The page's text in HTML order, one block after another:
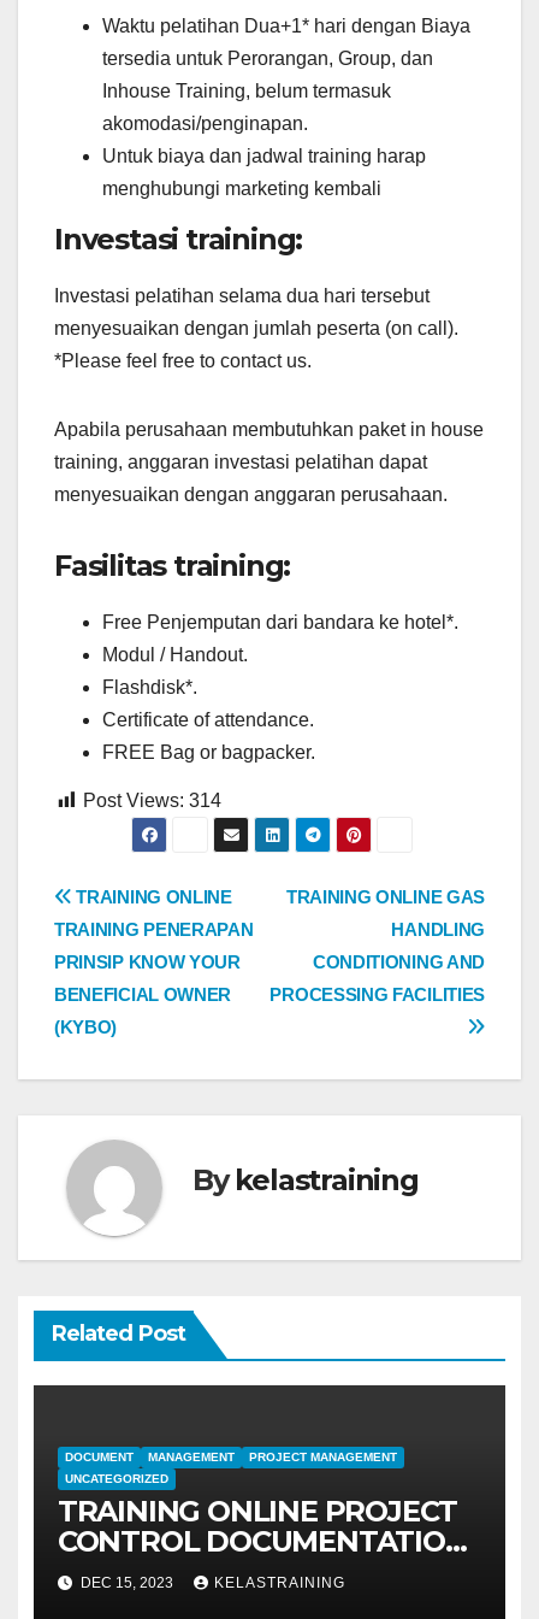
Waktu pelatihan Dua+1* hari dengan Biaya
tersedia untuk Perorangan, Group, dan
Inhouse Training, belum termasuk
akomodasi/penginapan.
Untuk biaya dan jadwal training harap
menghubungi marketing kembali
Investasi training:
Investasi pelatihan selama dua hari tersebut
menyesuaikan dengan jumlah peserta (on call).
*Please feel free to contact us.
Apabila perusahaan membutuhkan paket in house
training, anggaran investasi pelatihan dapat
menyesuaikan dengan anggaran perusahaan.
Fasilitas training:
Free Penjemputan dari bandara ke hotel*.
Modul / Handout.
Flashdisk*.
Certificate of attendance.
FREE Bag or bagpacker.
Post Views: 314
Post
navigation
TRAINING ONLINE GAS
HANDLING
CONDITIONING AND
PROCESSING FACILITIES
TRAINING ONLINE
TRAINING PENERAPAN
PRINSIP KNOW YOUR
BENEFICIAL OWNER
(KYBO)
Bykelastraining
Related Post
DOCUMENT MANAGEMENT
PROJECT MANAGEMENT
UNCATEGORIZED
TRAINING ONLINE PROJECT
CONTROL DOCUMENTATION
MANAGEMENT
DEC 15, 2023 KELASTRAINING